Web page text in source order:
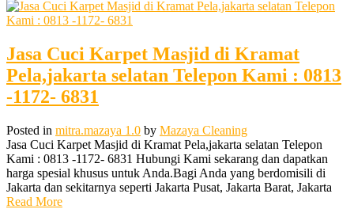
Jasa Cuci Karpet Masjid di Kramat
Pela,jakarta selatan Telepon Kami : 0813
-1172- 6831
Posted in mitra.mazaya 1.0 by Mazaya Cleaning
Jasa Cuci Karpet Masjid di Kramat Pela,jakarta selatan Telepon
Kami : 0813 -1172- 6831 Hubungi Kami sekarang dan dapatkan
harga spesial khusus untuk Anda.Bagi Anda yang berdomisili di
Jakarta dan sekitarnya seperti Jakarta Pusat, Jakarta Barat, Jakarta
Read More